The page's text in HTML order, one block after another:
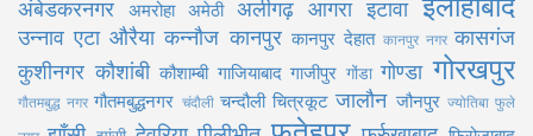
अंबेडकरनगर अमरोहा अमेठी अलीगढ़ आगरा इटावा
उन्नाव एटा औरैया कन्नौज कानपुर कानपुर देहात कानपुर नगर कासगंज
कुशीनगर कौशांबी कौशाम्बी गाजियाबाद गाजीपुर गोंडा गोण्डा गोरखपुर
गौतमबुद्ध नगर गौतमबुद्धनगर चंदौली चन्दौली चित्रकूट जालौन जौनपुर ज्योतिबा फुले